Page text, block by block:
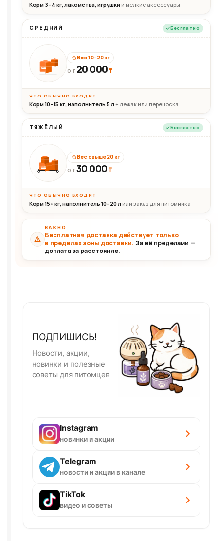
Корм 3–4 кг, лакомства, игрушки и мелкие аксессуары
СРЕДНИЙ Бесплатно
20кг
Вес 10–20 кг
ОТ 20 000₸
ЧТО ОБЫЧНО ВХОДИТ
Корм 10–15 кг, наполнитель 5 л+ лежак или переноска
ТЯЖЁЛЫЙ Бесплатно
30+кг
Вес свыше 20 кг
ОТ30 000₸
ЧТО ОБЫЧНО ВХОДИТ
Корм 15+ кг, наполнитель 10–20 л или заказ для питомника
ВАЖНО
Бесплатная доставка действует только
в пределах зоны доставки. За её пределами —
доплата за расстояние.
ПОДПИШИСЬ!
Новости, акции,
новинки и полезные
советы для питомцев
Instagram
новинки и акции
Telegram
новости и акции в канале
TikTok
видео и советы